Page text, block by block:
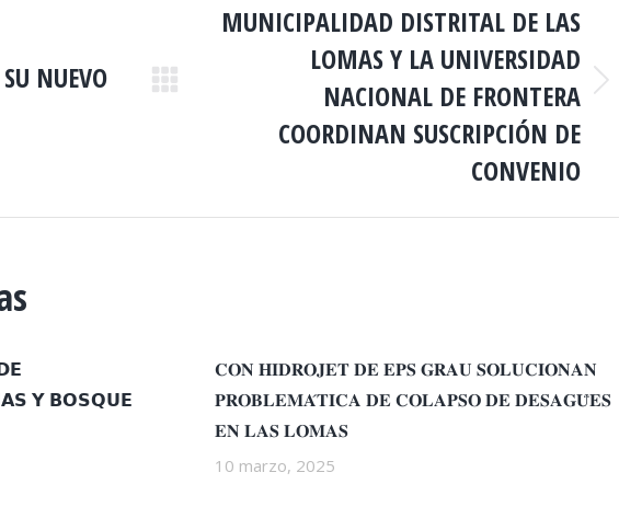
NUEVO
siguiente:
MUNICIPALIDAD DISTRITAL DE LAS
LOMAS Y LA UNIVERSIDAD
NACIONAL DE FRONTERA
COORDINAN SUSCRIPCIÓN DE
CONVENIO
𝗬 𝗕𝗢𝗦𝗤𝗨𝗘
𝐂𝐎𝐍 𝐇𝐈𝐃𝐑𝐎𝐉𝐄𝐓 𝐃𝐄 𝐄𝐏𝐒 𝐆𝐑𝐀𝐔 𝐒𝐎𝐋𝐔𝐂𝐈𝐎𝐍𝐀𝐍
𝐏𝐑𝐎𝐁𝐋𝐄𝐌𝐀́𝐓𝐈𝐂𝐀 𝐃𝐄 𝐂𝐎𝐋𝐀𝐏𝐒𝐎 𝐃𝐄 𝐃𝐄𝐒𝐀𝐆𝐔̈𝐄𝐒
𝐄𝐍 𝐋𝐀𝐒 𝐋𝐎𝐌𝐀𝐒
10 marzo, 2025